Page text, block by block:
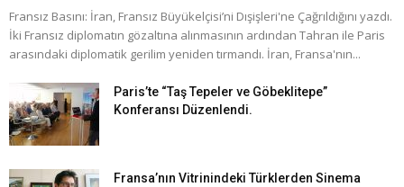
Fransız Basını: İran, Fransız Büyükelçisi’ni Dışişleri'ne Çağrıldığını yazdı.
İki Fransız diplomatın gözaltına alınmasının ardından Tahran ile Paris
arasındaki diplomatik gerilim yeniden tırmandı. İran, Fransa'nın...
Paris’te “Taş Tepeler ve Göbeklitepe”
Konferansı Düzenlendi.
Fransa’nın Vitrinindeki Türklerden Sinema